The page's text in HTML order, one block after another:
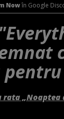
Nowîn Google
„Noaptea